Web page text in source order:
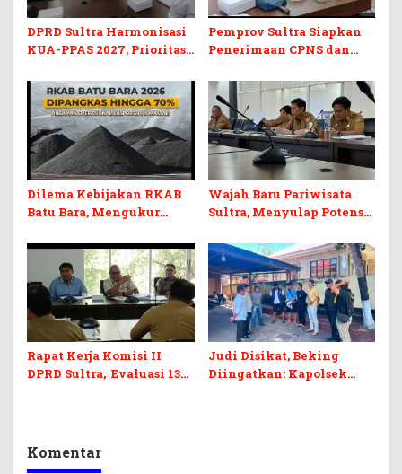
DPRD Sultra Harmonisasi
KUA-PPAS 2027, Prioritas
dan Pelunasan Utang
Infrastruktur
Pemprov Sultra Siapkan
Penerimaan CPNS dan
Desak Formasi Disabilitas
Dilema Kebijakan RKAB
Batu Bara, Mengukur
Penerimaan Negara dan
Kepastian Investasi
Wajah Baru Pariwisata
Sultra, Menyulap Potensi
Digital dan Penguatan
Ekraf
Rapat Kerja Komisi II
DPRD Sultra, Evaluasi 13
Judi Disikat, Beking
Diingatkan: Kapolsek
Komentar